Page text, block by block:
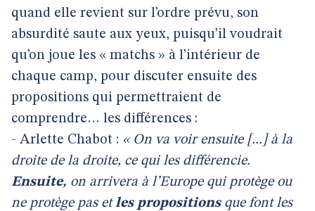
quand elle revient sur l’ordre prévu, son
absurdité saute aux yeux, puisqu’il voudrait
qu’on joue les « matchs » à l’intérieur de
chaque camp, pour discuter ensuite des
propositions qui permettraient de
comprendre… les différences :
- Arlette Chabot : « On va voir ensuite [...] à la
droite de la droite, ce qui les différencie.
Ensuite, on arrivera à l’Europe qui protège ou
ne protège pas etles propositions que font les